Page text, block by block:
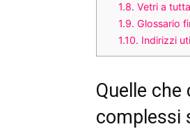
1.8. Vetri a
1.9. Glossario
1.10. Indirizzi
Quelle
complessi